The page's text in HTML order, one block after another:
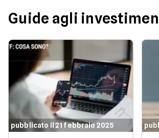
Guide agli
pubblicato il 21 febbraio 2025